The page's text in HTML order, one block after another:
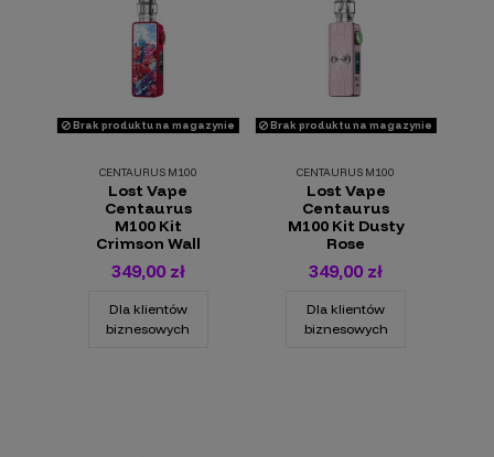
Brak produktu na magazynie
CENTAURUS M100
Lost Vape
Centaurus
M100 Kit
Crimson Wall
349,00 zł
Dla klientów
biznesowych
Brak produktu na magazynie
CENTAURUS M100
Lost Vape
Centaurus
M100 Kit Dusty
Rose
349,00 zł
Dla klientów
biznesowych